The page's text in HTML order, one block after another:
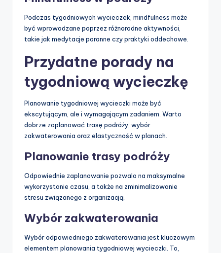
Podczas tygodniowych wycieczek, mindfulness może
być wprowadzane poprzez różnorodne aktywności,
takie jak medytacje poranne czy praktyki oddechowe.
Przydatne porady na
tygodniową wycieczkę
Planowanie tygodniowej wycieczki może być
ekscytującym, ale i wymagającym zadaniem. Warto
dobrze zaplanować trasę podróży, wybór
zakwaterowania oraz elastyczność w planach.
Planowanie trasy podróży
Odpowiednie zaplanowanie pozwala na maksymalne
wykorzystanie czasu, a także na zminimalizowanie
stresu związanego z organizacją.
Wybór zakwaterowania
Wybór odpowiedniego zakwaterowania jest kluczowym
elementem planowania tygodniowej wycieczki. To,